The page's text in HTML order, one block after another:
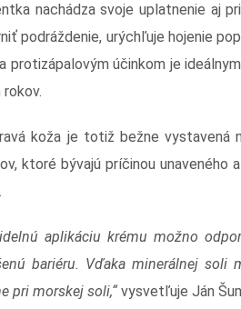
nachádza svoje uplatnenie aj
podráždenie, urýchľuje hojenie
protizápalovým účinkom je
koža je totiž bežne vystavená
ktoré bývajú príčinou unaveného
aplikáciu krému možno
bariéru. Vďaka minerálnej
pri morskej soli,“ vysvetľuje Ján